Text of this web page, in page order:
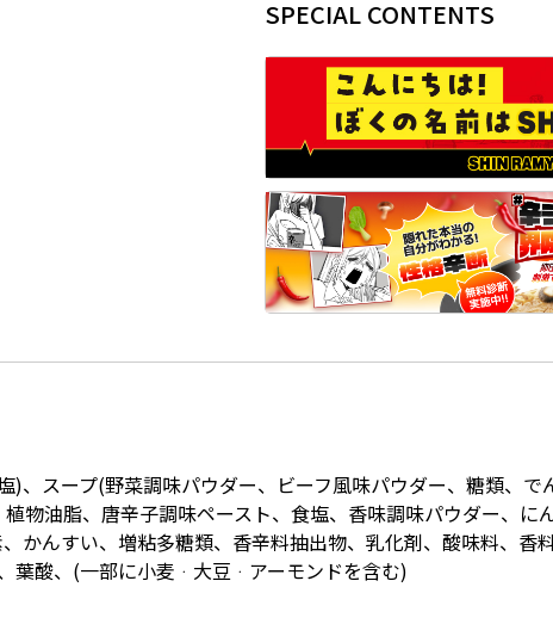
SPECIAL CONTENTS
、スープ(野菜調味パウダー、ビーフ風味パウダー、糖類、で
物油脂、唐辛子調味ペースト、食塩、香味調味パウダー、に
かんすい、増粘多糖類、香辛料抽出物、乳化剤、酸味料、香
葉酸、(一部に小麦ᆞ大豆ᆞアーモンドを含む)